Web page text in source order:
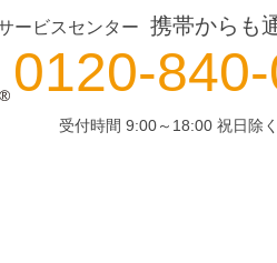
ービスセンター 携帯からも
0120-
受付時間 9:00～18:00 祝日除く